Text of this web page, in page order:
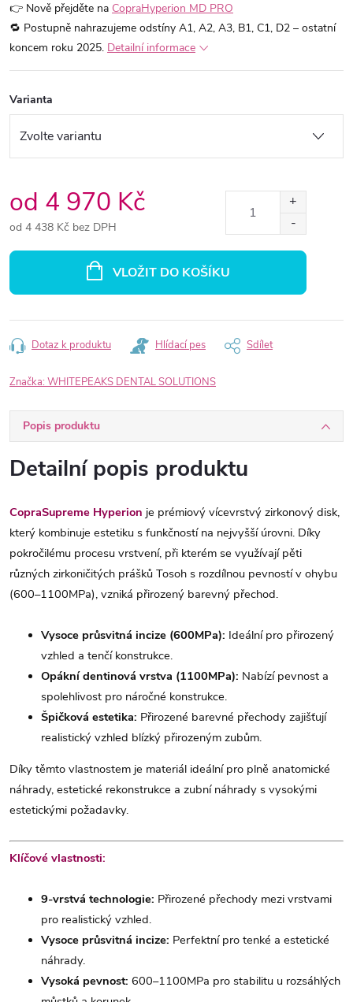
👉 Nově přejděte na CopraHyperion MD PRO
🔁 Postupně nahrazujeme odstíny A1, A2, A3, B1, C1, D2 – ostatní
koncem roku 2025. Detailní informace
Varianta
od 4 970 Kč
od 4 438 Kč bez DPH
VLOŽIT DO KOŠÍKU
Dotaz k produktu Hlídací pes Sdílet
Značka: WHITEPEAKS DENTAL SOLUTIONS
Popis produktu
Detailní popis produktu
CopraSupreme Hyperion je prémiový vícevrstvý zirkonový disk,
který kombinuje estetiku s funkčností na nejvyšší úrovni. Díky
pokročilému procesu vrstvení, při kterém se využívají pěti
různých zirkoničitých prášků Tosoh s rozdílnou pevností v ohybu
(600–1100MPa), vzniká přirozený barevný přechod.
Vysoce průsvitná incize (600MPa): Ideální pro přirozený
vzhled a tenčí konstrukce.
Opákní dentinová vrstva (1100MPa): Nabízí pevnost a
spolehlivost pro náročné konstrukce.
Špičková estetika: Přirozené barevné přechody zajišťují
realistický vzhled blízký přirozeným zubům.
Díky těmto vlastnostem je materiál ideální pro plně anatomické
náhrady, estetické rekonstrukce a zubní náhrady s vysokými
estetickými požadavky.
Klíčové vlastnosti:
9-vrstvá technologie: Přirozené přechody mezi vrstvami
pro realistický vzhled.
Vysoce průsvitná incize: Perfektní pro tenké a estetické
náhrady.
Vysoká pevnost: 600–1100MPa pro stabilitu u rozsáhlých